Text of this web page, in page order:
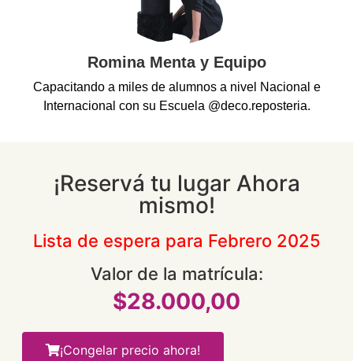
Romina Menta y Equipo
Capacitando a miles de alumnos a nivel Nacional e
Internacional con su Escuela @deco.reposteria.
¡Reservá tu lugar Ahora
mismo!
Lista de espera para Febrero 2025
Valor de la matrícula:
$28.000,00
¡Congelar precio ahora!